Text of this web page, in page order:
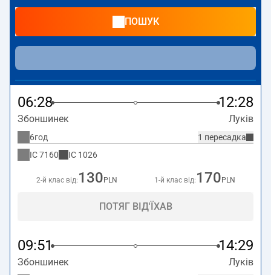
квитка і зазвичай довший час подорожі. Потяг завершує
маршрут на станції Łuków.ПОШУК
06:28 12:28
Збоншинек Луків
1 пересадка
6год
IC7160 IC 1026
2-й клас від: 130 PLN 1-й клас від: 170 PLN
ПОТЯГ ВІД'ЇХАВ
09:51 14:29
Збоншинек Луків